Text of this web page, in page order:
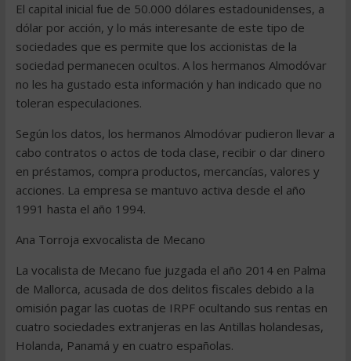
El capital inicial fue de 50.000 dólares estadounidenses, a
dólar por acción, y lo más interesante de este tipo de
sociedades que es permite que los accionistas de la
sociedad permanecen ocultos. A los hermanos Almodóvar
no les ha gustado esta información y han indicado que no
toleran especulaciones.
Según los datos, los hermanos Almodóvar pudieron llevar a
cabo contratos o actos de toda clase, recibir o dar dinero
en préstamos, compra productos, mercancías, valores y
acciones. La empresa se mantuvo activa desde el año
1991 hasta el año 1994.
Ana Torroja exvocalista de Mecano
La vocalista de Mecano fue juzgada el año 2014 en Palma
de Mallorca, acusada de dos delitos fiscales debido a la
omisión pagar las cuotas de IRPF ocultando sus rentas en
cuatro sociedades extranjeras en las Antillas holandesas,
Holanda, Panamá y en cuatro españolas.